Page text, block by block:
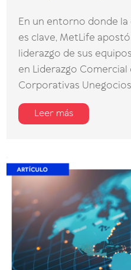
En un entorno donde
es clave, MetLife
liderazgo de sus
en Liderazgo Comercial
Corporativas Unegocios
Leer más